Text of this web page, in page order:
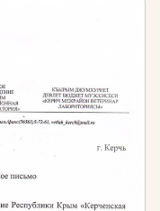
парковое
полную
желающих